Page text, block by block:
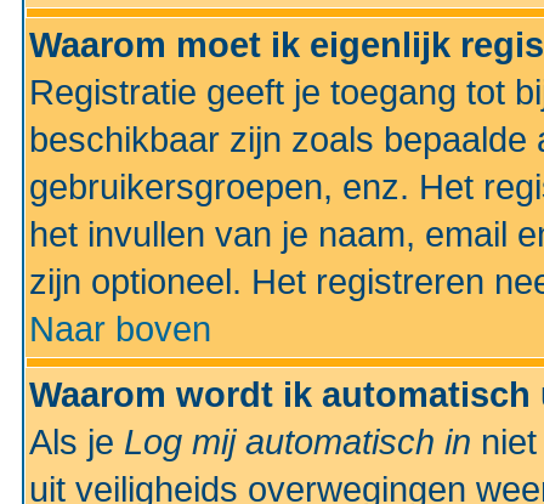
Waarom moet ik eigenlijk
Registratie geeft je toegang tot
beschikbaar zijn zoals
gebruikersgroepen, enz. Het
het invullen van je naam, email
zijn optioneel. Het registreren
Naar boven
Waarom wordt ik
Als je Log mij automatisch in
uit veiligheids overwegingen